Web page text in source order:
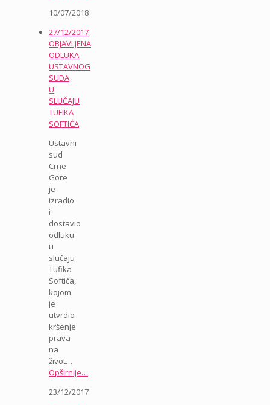
10/07/2018
27/12/2017
OBJAVLJENA
ODLUKA
USTAVNOG
SUDA
U
SLUČAJU
TUFIKA
SOFTIĆA
Ustavni
sud
Crne
Gore
je
izradio
i
dostavio
odluku
u
slučaju
Tufika
Softića,
kojom
je
utvrdio
kršenje
prava
na
život…
Opširnije…
23/12/2017